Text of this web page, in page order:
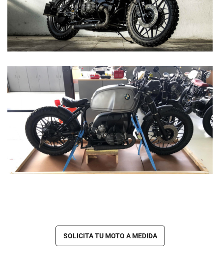
SOLICITA TU MOTO A MEDIDA